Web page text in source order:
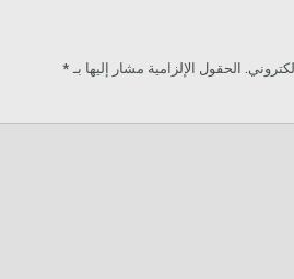
الحقول الإلزامية مشار إليها بـ *